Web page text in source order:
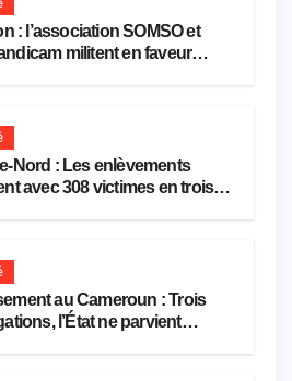
: l’association SOMSO et
militent en faveur
Nord : Les enlèvements
avec 308 victimes en trois
au Cameroun : Trois
l’État ne parvient